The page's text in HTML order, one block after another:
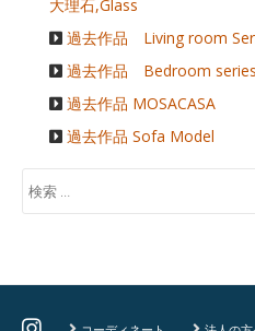
大理石,Glass
過去作品 Living room
過去作品 Bedroom series
過去作品 MOSACASA
過去作品 Sofa Model